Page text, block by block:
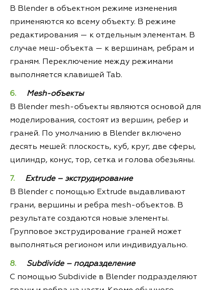
В Blender в объектном режиме изменения
применяются ко всему объекту. В режиме
редактирования — к отдельным элементам. В
случае меш-объекта — к вершинам, ребрам и
граням. Переключение между режимами
выполняется клавишей Tab.
Mesh-объекты
В Blender mesh-объекты являются основой для
моделирования, состоят из вершин, ребер и
граней. По умолчанию в Blender включено
десять мешей: плоскость, куб, круг, две сферы,
цилиндр, конус, тор, сетка и голова обезьяны.
Extrude – экструдирование
В Blender с помощью Extrude выдавливают
грани, вершины и ребра mesh-объектов. В
результате создаются новые элементы.
Групповое экструдирование граней может
выполняться регионом или индивидуально.
Subdivide – подразделение
С помощью Subdivide в Blender подразделяют